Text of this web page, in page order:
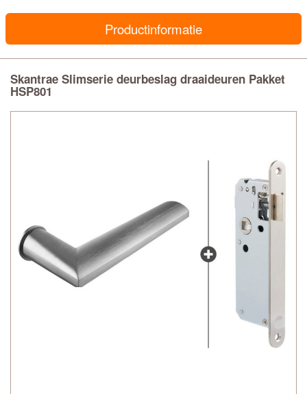
Productinformatie
Skantrae Slimserie deurbeslag draaideuren Pakket
HSP801